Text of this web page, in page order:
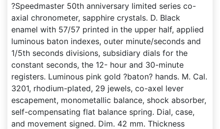
?Speedmaster 50th anniversary limited series co-
axial chronometer, sapphire crystals. D. Black
enamel with 57/57 printed in the upper half, applied
luminous baton indexes, outer minute/seconds and
1/5th seconds divisions, subsidiary dials for the
constant seconds, the 12- hour and 30-minute
registers. Luminous pink gold ?baton? hands. M. Cal.
3201, rhodium-plated, 29 jewels, co-axel lever
escapement, monometallic balance, shock absorber,
self-compensating flat balance spring. Dial, case,
and movement signed. Dim. 42 mm. Thickness